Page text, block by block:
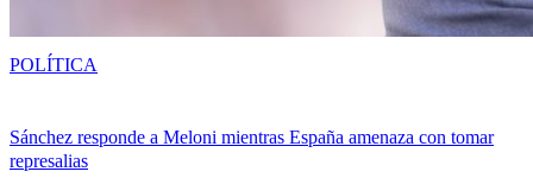
Sánchez responde a Meloni mientras España amenaza con tomar
represalias
POLÍTICA